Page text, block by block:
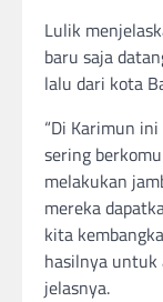
Lulik
baru saja
lalu dari kota
“Di Karimun
sering
melakukan
mereka
kita
hasilnya untuk
jelasnya.